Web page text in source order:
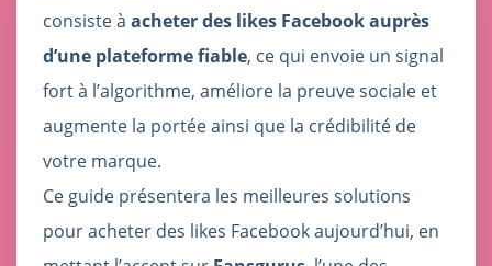
consiste à acheter des likes Facebook auprès
d’une plateforme fiable, ce qui envoie un signal
fort à l’algorithme, améliore la preuve sociale et
augmente la portée ainsi que la crédibilité de
votre marque.
Ce guide présentera les meilleures solutions
pour acheter des likes Facebook aujourd’hui, en